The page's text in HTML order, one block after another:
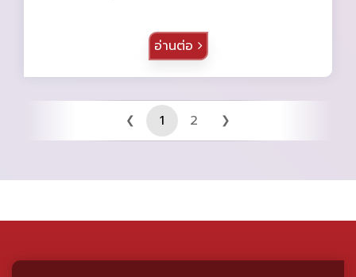
อ่านต่อ
❮ 1 2 ❯